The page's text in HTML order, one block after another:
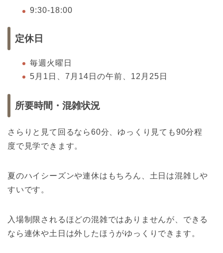
9:30-18:00
定休日
毎週火曜日
5月1日、7月14日の午前、12月25日
所要時間・混雑状況
さらりと見て回るなら60分、ゆっくり見ても90分程
度で見学できます。
夏のハイシーズンや連休はもちろん、土日は混雑しや
すいです。
入場制限されるほどの混雑ではありませんが、できる
なら連休や土日は外したほうがゆっくりできます。